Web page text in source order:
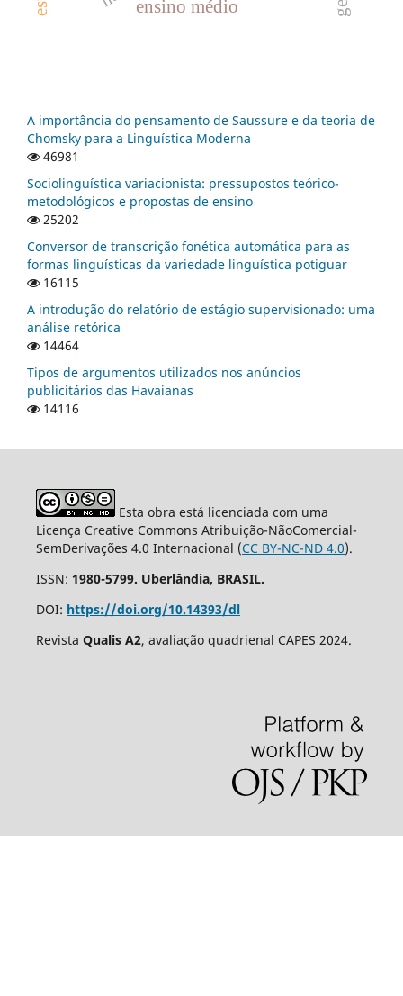
ensino médio
A importância do pensamento de Saussure e da teoria de
Chomsky para a Linguística Moderna
46981
Sociolinguística variacionista: pressupostos teórico-
metodológicos e propostas de ensino
25202
Conversor de transcrição fonética automática para as
formas linguísticas da variedade linguística potiguar
16115
A introdução do relatório de estágio supervisionado: uma
análise retórica
14464
Tipos de argumentos utilizados nos anúncios
publicitários das Havaianas
14116
Esta obra está licenciada com uma
Licença Creative Commons Atribuição-NãoComercial-
SemDerivações 4.0 Internacional (CC BY-NC-ND 4.0).
ISSN: 1980-5799. Uberlândia, BRASIL.
DOI: https://doi.org/10.14393/dl
Revista Qualis A2, avaliação quadrienal CAPES 2024.